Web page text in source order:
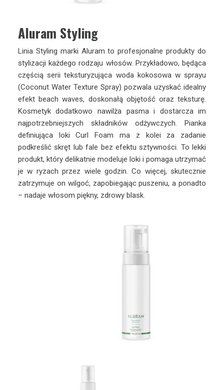
Aluram Styling
Linia Styling marki Aluram to profesjonalne produkty do
stylizacji każdego rodzaju włosów. Przykładowo, będąca
częścią serii teksturyzująca woda kokosowa w sprayu
(Coconut Water Texture Spray) pozwala uzyskać idealny
efekt beach waves, doskonałą objętość oraz teksturę.
Kosmetyk dodatkowo nawilża pasma i dostarcza im
najpotrzebniejszych składników odżywczych. Pianka
definiująca loki Curl Foam ma z kolei za zadanie
podkreślić skręt lub fale bez efektu sztywności. To lekki
produkt, który delikatnie modeluje loki i pomaga utrzymać
je w ryzach przez wiele godzin. Co więcej, skutecznie
zatrzymuje on wilgoć, zapobiegając puszeniu, a ponadto
– nadaje włosom piękny, zdrowy blask.